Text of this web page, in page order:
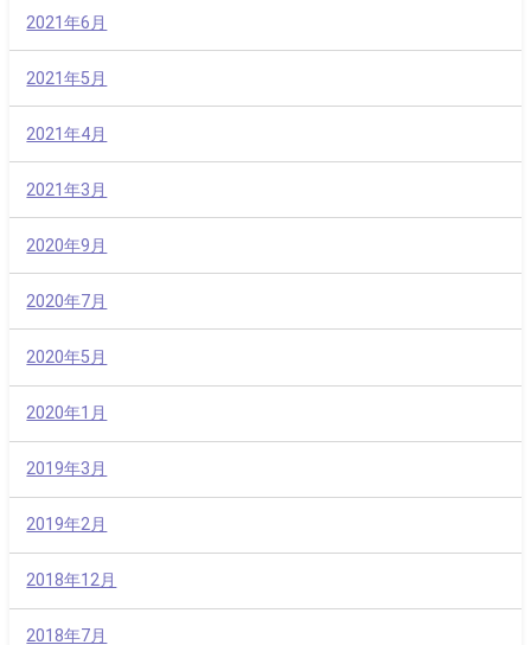
2021年6月
2021年5月
2021年4月
2021年3月
2020年9月
2020年7月
2020年5月
2020年1月
2019年3月
2019年2月
2018年12月
2018年7月